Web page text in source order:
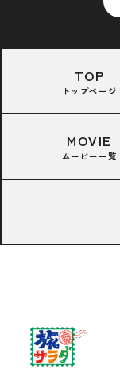
TOP
トップページ
MOVIE
ムービー一覧